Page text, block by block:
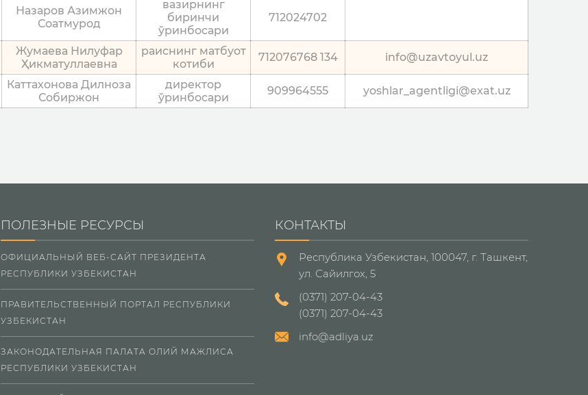
Назаров Азимжон
Соатмурод
вазирнинг
биринчи
ўринбосари
712024702
Жумаева Нилуфар
Ҳикматуллаевна
раиснинг матбуот
котиби
712076768 134 info@uzavtoyul.uz
Каттахонова Дилноза
Собиржон
директор
ўринбосари
909964555 yoshlar_agentligi@exat.uz
ПОЛЕЗНЫЕ РЕСУРСЫ
ОФИЦИАЛЬНЫЙ ВЕБ-САЙТ ПРЕЗИДЕНТА
РЕСПУБЛИКИ УЗБЕКИСТАН
ПРАВИТЕЛЬСТВЕННЫЙ ПОРТАЛ РЕСПУБЛИКИ
УЗБЕКИСТАН
ЗАКОНОДАТЕЛЬНАЯ ПАЛАТА ОЛИЙ МАЖЛИСА
РЕСПУБЛИКИ УЗБЕКИСТАН
КОНТАКТЫ
Республика Узбекистан, 100047, г. Ташкент,
ул. Сайилгох, 5
(0371) 207-04-43
(0371) 207-04-43
info@adliya.uz